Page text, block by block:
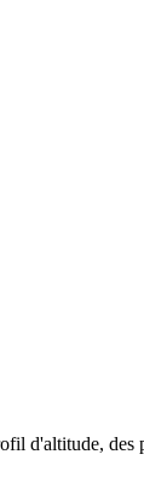
d'altitude, des